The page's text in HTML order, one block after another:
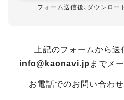
フォーム送信後、ダウンロー
上記のフォームから送
info@kaonavi.jp までメ
お電話でのお問い合わ